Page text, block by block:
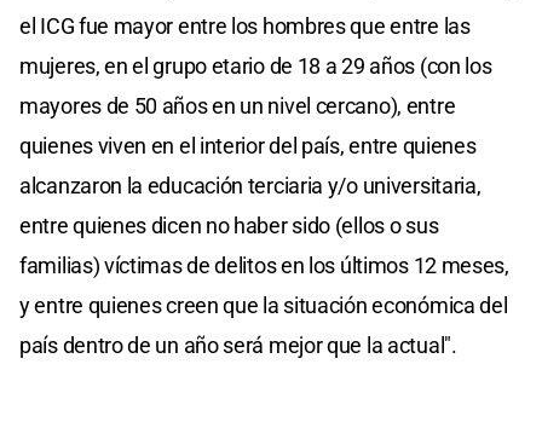
el ICG fue mayor entre los hombres que entre las
mujeres, en el grupo etario de 18 a 29 años (con los
mayores de 50 años en un nivel cercano), entre
quienes viven en el interior del país, entre quienes
alcanzaron la educación terciaria y/o universitaria,
entre quienes dicen no haber sido (ellos o sus
familias) víctimas de delitos en los últimos 12 meses,
y entre quienes creen que la situación económica del
país dentro de un año será mejor que la actual".